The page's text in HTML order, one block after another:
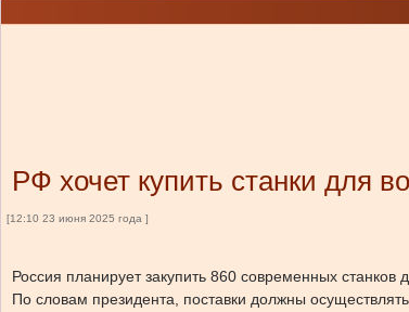
РФ хочет купить станки для
[12:10 23 июня 2025 года ]
Россия планирует закупить 860 современных
По словам президента, поставки должны